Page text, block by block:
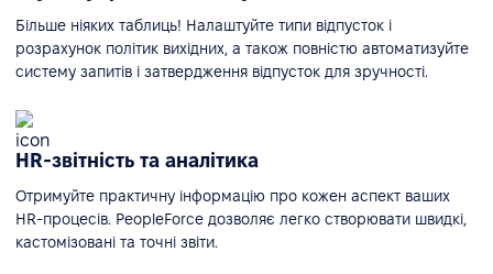
Більше ніяких таблиць! Налаштуйте типи відпусток і
розрахунок політик вихідних, а також повністю автоматизуйте
систему запитів і затвердження відпусток для зручності.
HR-звітність та аналітика
Отримуйте практичну інформацію про кожен аспект ваших
HR-процесів. PeopleForce дозволяє легко створювати швидкі,
кастомізовані та точні звіти.